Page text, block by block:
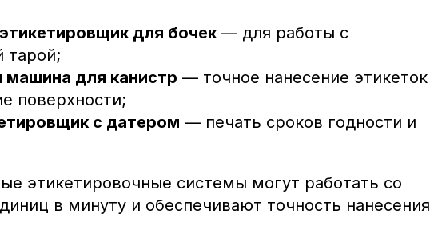
для бочек— для работы с
тарой;
машина для канистр — точное нанесение этикеток
поверхности;
с датером — печать сроков годности и
этикетировочные системы могут работать со
в минуту и обеспечивают точность нанесения